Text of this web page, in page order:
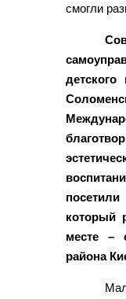
смогли
который
месте –
района